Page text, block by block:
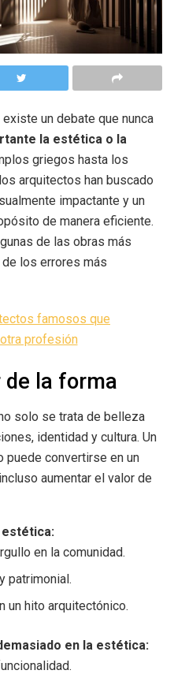
un debate que nunca
la estética o la
griegos hasta los
arquitectos han buscado
impactante y un
de manera eficiente.
de las obras más
los errores más
famosos que
profesión
de la forma
solo se trata de belleza
identidad y cultura. Un
puede convertirse en un
aumentar el valor de
estética:
en la comunidad.
patrimonial.
un hito arquitectónico.
en la estética: